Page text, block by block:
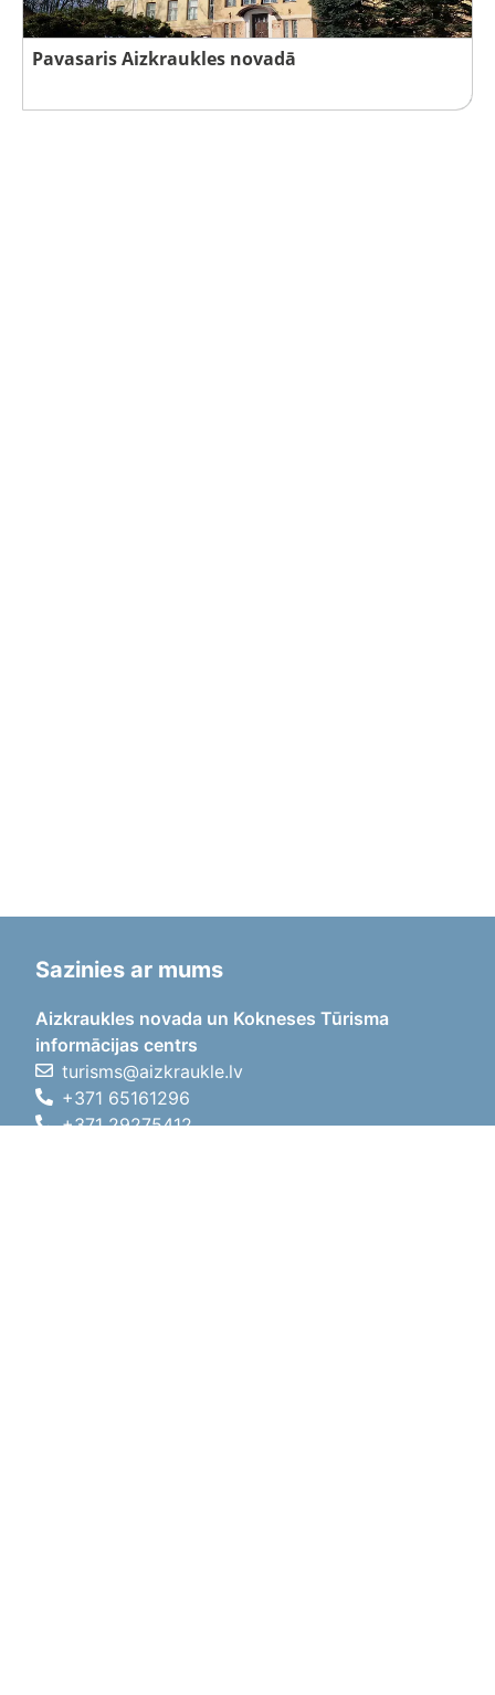
Pavasaris Aizkraukles novadā
Sazinies ar mums
Aizkraukles novada un Kokneses Tūrisma
informācijas centrs
turisms@aizkraukle.lv
+371 65161296
+371 29275412